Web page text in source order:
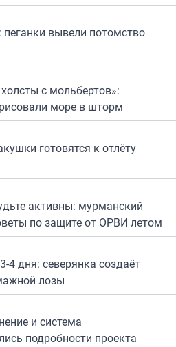
вывели потомство
с мольбертов»:
море в шторм
готовятся к отлёту
активны: мурманский
по защите от ОРВИ летом
4 дня: северянка создаёт
лозы
и система
подробности проекта